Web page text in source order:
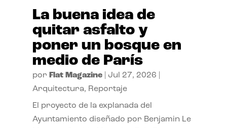
La buena idea de
quitar asfalto y
poner un bosque en
medio de París
por Flat Magazine| Jul 27, 2026
Arquitectura, Reportaje
El proyecto de la explanada del
Ayuntamiento diseñado por Benjamin Le